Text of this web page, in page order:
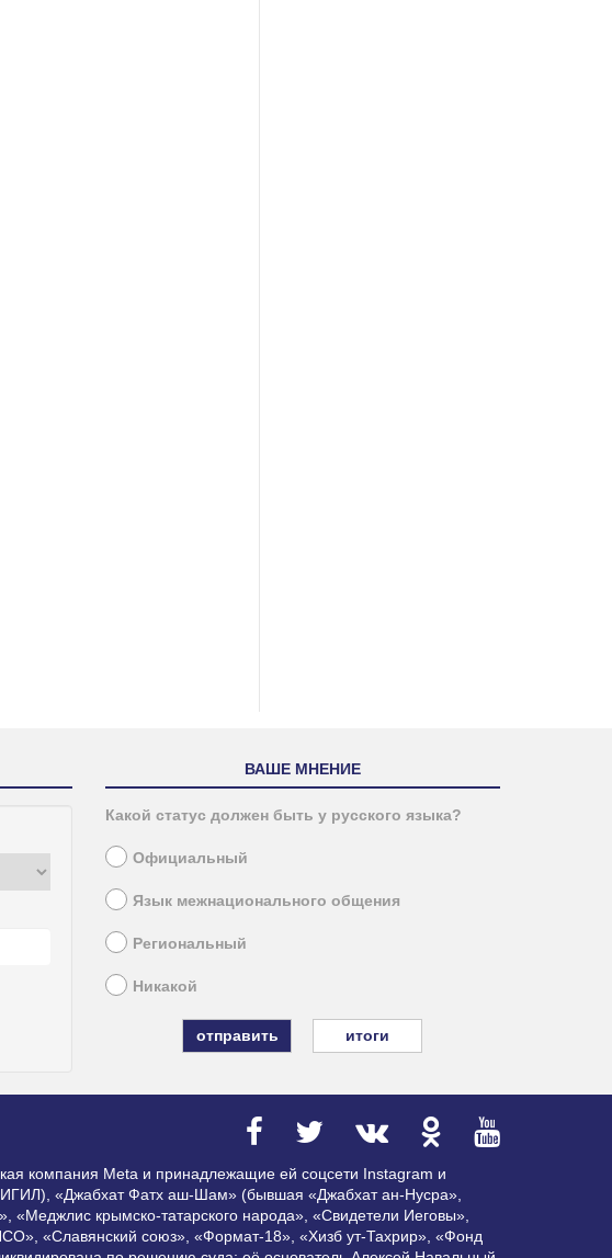
ВАШЕ МНЕНИЕ
Какой статус должен быть у русского языка?
Официальный
Язык межнационального общения
Региональный
Никакой
итоги
компания Meta и принадлежащие ей соцсети Instagram и
ИГИЛ), «Джабхат Фатх аш-Шам» (бывшая «Джабхат ан-Нусра»,
крымско-татарского народа», «Свидетели Иеговы»,
«Славянский союз», «Формат-18», «Хизб ут-Тахрир», «Фонд